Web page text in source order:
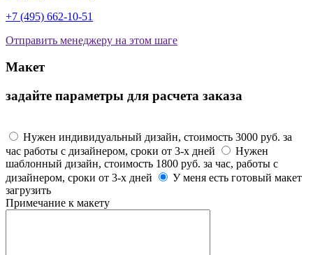
+7 (495) 662-10-51
Отправить менеджеру на этом шаге
Макет
задайте параметры для расчета заказа
Нужен индивидуальный дизайн, стоимость 3000 руб. за
час работы с дизайнером, сроки от 3-х дней
Нужен
шаблонный дизайн, стоимость 1800 руб. за час, работы с
дизайнером, сроки от 3-х дней
У меня есть готовый макет
загрузить
Примечание к макету